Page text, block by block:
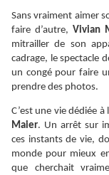
Sans vraiment aimer
faire d’autre, Vivian
mitrailler de son
cadrage, le spectacle
un congé pour faire
prendre des photos.
C’est une vie dédiée
Maier. Un arrêt sur
ces instants de vie,
monde pour mieux
que cherchait